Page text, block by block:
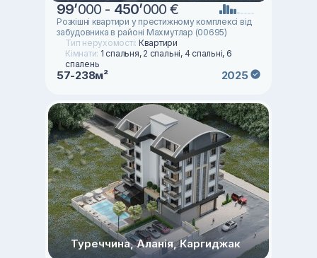
99’000 - 450’000 €
Розкішні квартири у престижному комплексі від
забудовника в районі Махмутлар (00695)
Тип нерухомості: Квартири
Кімнати: 1 спальня, 2 спальні, 4 спальні, 6
спалень
57-238м² 2025
Туреччина, Аланія, Каргиджак